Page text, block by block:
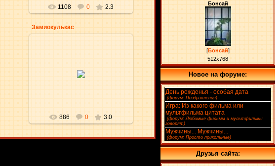
1108 0 2.3
Замиокулькас
886 0 3.0
Бонсай
[Бонсай]
512x768
Новое на форуме:
День рожденья - особая дата
(форум: Поздравления)
Игра: Из какого фильма или
мультфильма цитата
(форум: Любимые фильмы и мультфильмы
говорят)
Мужчины... Мужчины...
(форум: Просто прикольные)
Друзья сайта: